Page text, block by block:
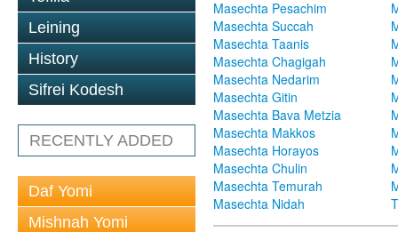
Leining
History
Sifrei Kodesh
RECENTLY ADDED
Daf Yomi
Mishnah Yomi
Masechta Pesachim
Masechta Succah
Masechta Taanis
Masechta Chagigah
Masechta Nedarim
Masechta Gitin
Masechta Bava Metzia
Masechta Makkos
Masechta Horayos
Masechta Chulin
Masechta Temurah
Masechta Nidah